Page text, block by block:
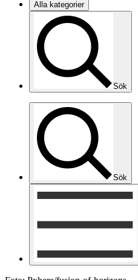
Alla kategorier
Sök
Sök